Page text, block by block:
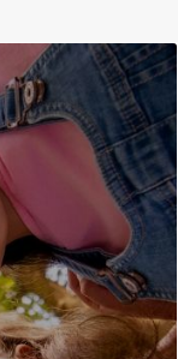
antes,
la gestión del
nuestros
de primeros
de conflictos,